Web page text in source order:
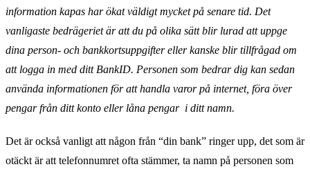
information kapas har ökat väldigt mycket på senare tid. Det
vanligaste bedrägeriet är att du på olika sätt blir lurad att uppge
dina person- och bankkortsuppgifter eller kanske blir tillfrågad om
att logga in med ditt BankID. Personen som bedrar dig kan sedan
använda informationen för att handla varor på internet, föra över
pengar från ditt konto eller låna pengar i ditt namn.
Det är också vanligt att någon från “din bank” ringer upp, det som är
otäckt är att telefonnumret ofta stämmer, ta namn på personen som